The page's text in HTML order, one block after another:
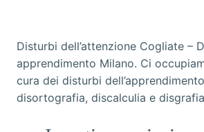
Disturbi dell’attenzione Cogliate –
apprendimento Milano. Ci
cura dei disturbi
disortografia, discalculia e